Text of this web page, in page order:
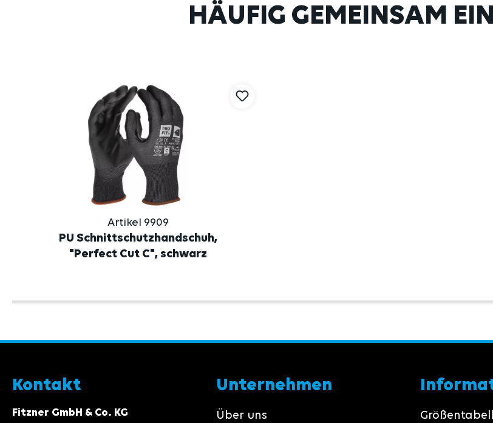
HÄUFIG GEMEINSAM
Artikel 9909
PU Schnittschutzhandschuh,
"Perfect Cut C", schwarz
Kontakt
Fitzner GmbH & Co. KG
Unternehmen
Über uns